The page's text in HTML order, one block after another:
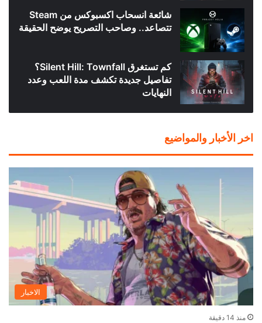
شائعة انسحاب اكسبوكس من Steam
تتصاعد.. وصاحب التصريح يوضح الحقيقة
كم تستغرق Silent Hill: Townfall؟
تفاصيل جديدة تكشف مدة اللعب وعدد
النهايات
اخر الأخبار والمواضيع
الاخبار
منذ 14 دقيقة